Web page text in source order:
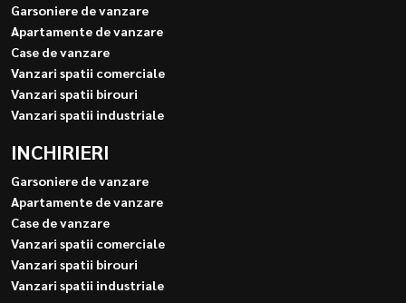
Garsoniere de vanzare
Apartamente de vanzare
Case de vanzare
Vanzari spatii comerciale
Vanzari spatii birouri
Vanzari spatii industriale
INCHIRIERI
Garsoniere de vanzare
Apartamente de vanzare
Case de vanzare
Vanzari spatii comerciale
Vanzari spatii birouri
Vanzari spatii industriale